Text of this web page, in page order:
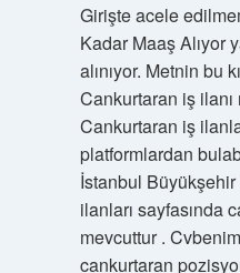
Girişte acele
Kadar Maaş Alıyor
alınıyor. Metnin bu
Cankurtaran iş
Cankurtaran iş
platformlardan
İstanbul
ilanları sayfasında
mevcuttur .
cankurtaran